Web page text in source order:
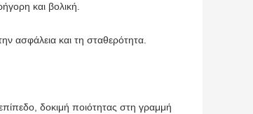
και βολική.
ασφάλεια και τη σταθερότητα.
δοκιμή ποιότητας στη γραμμή